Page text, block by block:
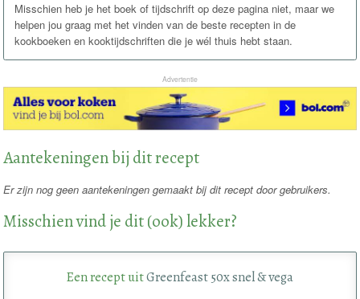
Misschien heb je het boek of tijdschrift op deze pagina niet, maar we
helpen jou graag met het vinden van de beste recepten in de
kookboeken en kooktijdschriften die je wél thuis hebt staan.
Advertentie
Aantekeningen bij dit recept
Er zijn nog geen aantekeningen gemaakt bij dit recept door gebruikers.
Misschien vind je dit (ook) lekker?
Een recept uitGreenfeast 50x snel & vega